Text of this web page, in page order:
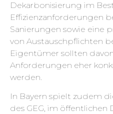
Dekarbonisierung im
Effizienzanforderungen
Sanierungen sowie eine
von Austauschpflichten
Eigentümer sollten
Anforderungen eher
werden.
In Bayern spielt zudem
des GEG, im öffentlichen